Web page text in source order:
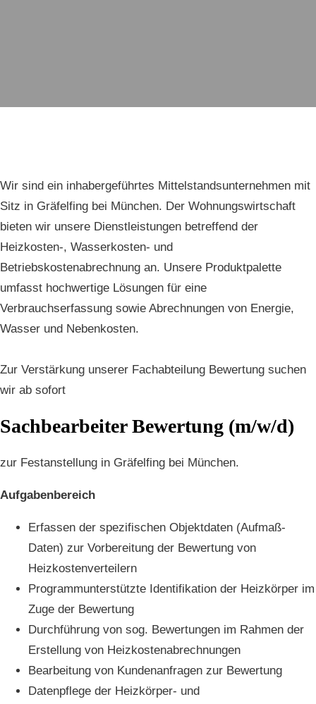
Wir sind ein inhabergeführtes Mittelstandsunternehmen mit
Sitz in Gräfelfing bei München. Der Wohnungswirtschaft
bieten wir unsere Dienstleistungen betreffend der
Heizkosten-, Wasserkosten- und
Betriebskostenabrechnung an. Unsere Produktpalette
umfasst hochwertige Lösungen für eine
Verbrauchserfassung sowie Abrechnungen von Energie,
Wasser und Nebenkosten.
Zur Verstärkung unserer Fachabteilung Bewertung suchen
wir ab sofort
Sachbearbeiter Bewertung (m/w/d)
zur Festanstellung in Gräfelfing bei München.
Aufgabenbereich
Erfassen der spezifischen Objektdaten (Aufmaß-
Daten) zur Vorbereitung der Bewertung von
Heizkostenverteilern
Programmunterstützte Identifikation der Heizkörper im
Zuge der Bewertung
Durchführung von sog. Bewertungen im Rahmen der
Erstellung von Heizkostenabrechnungen
Bearbeitung von Kundenanfragen zur Bewertung
Datenpflege der Heizkörper- und